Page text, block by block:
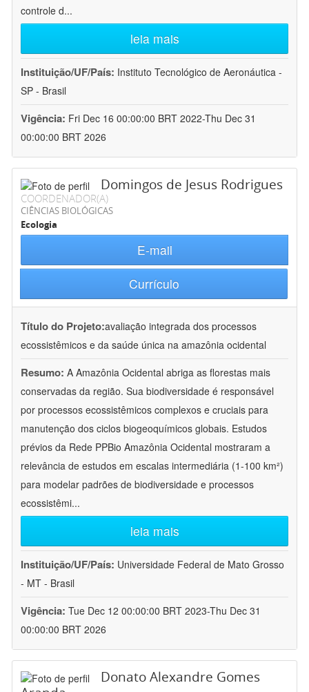
controle d...
leia mais
Instituição/UF/País: Instituto Tecnológico de Aeronáutica -
SP - Brasil
Vigência: Fri Dec 16 00:00:00 BRT 2022-Thu Dec 31
00:00:00 BRT 2026
Domingos de Jesus Rodrigues
COORDENADOR(A)
CIÊNCIAS BIOLÓGICAS
Ecologia
E-mail
Currículo
Título do Projeto:avaliação integrada dos processos
ecossistêmicos e da saúde única na amazônia ocidental
Resumo: A Amazônia Ocidental abriga as florestas mais
conservadas da região. Sua biodiversidade é responsável
por processos ecossistêmicos complexos e cruciais para
manutenção dos ciclos biogeoquímicos globais. Estudos
prévios da Rede PPBio Amazônia Ocidental mostraram a
relevância de estudos em escalas intermediária (1-100 km²)
para modelar padrões de biodiversidade e processos
ecossistêmi...
leia mais
Instituição/UF/País: Universidade Federal de Mato Grosso
- MT - Brasil
Vigência: Tue Dec 12 00:00:00 BRT 2023-Thu Dec 31
00:00:00 BRT 2026
Donato Alexandre Gomes